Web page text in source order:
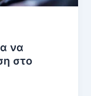
να
στο